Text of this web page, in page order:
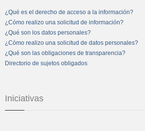
¿Qué es el derecho de acceso a la información?
¿Cómo realizo una solicitud de información?
¿Qué son los datos personales?
¿Cómo realizo una solicitud de datos personales?
¿Qué son las obligaciones de transparencia?
Directorio de sujetos obligados
Iniciativas